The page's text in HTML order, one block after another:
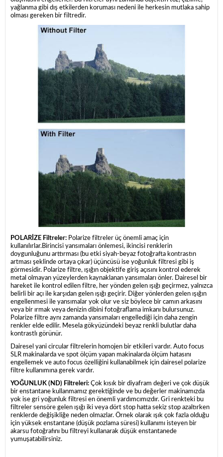
yağlanma gibi dış etkilerden koruması nedeni ile herkesin mutlaka sahip
olması gereken bir filtredir.
POLARİZE Filtreler: Polarize filtreler üç önemli amaç için
kullanılırlar.Birincisi yansımaları önlemesi, ikincisi renklerin
doygunluğunu arttırması (bu etki siyah-beyaz fotoğrafta kontrastın
artması şeklinde ortaya çıkar) üçüncüsü ise yoğunluk filtresi gibi iş
görmesidir. Polarize filtre, ışığın objektife giriş açısını kontrol ederek
metal olmayan yüzeylerden kaynaklanan yansımaları önler. Dairesel bir
hareket ile kontrol edilen filtre, her yönden gelen ışığı geçirmez, yalnızca
belirli bir açı ile karşıdan gelen ışığı geçirir. Diğer yönlerden gelen ışığın
engellenmesi ile yansımalar yok olur ve siz böylece bir camın arkasını
veya bir ırmak veya denizin dibini fotoğraflama imkanı bulursunuz.
Polarize filtre aynı zamanda yansımaları engellediği için daha zengin
renkler elde edilir. Mesela gökyüzündeki beyaz renkli bulutlar daha
kontrastlı görünür.
Dairesel yani circular filtrelerin homojen bir etkileri vardır. Auto focus
SLR makinalarda ve spot ölçüm yapan makinalarda ölçüm hatasını
engellemek ve auto focus özelliğini kullanabilmek için dairesel polarize
filtre kullanımına gerek vardır.
YOĞUNLUK (ND) Filtreleri: Çok kısık bir diyafram değeri ve çok düşük
bir enstantane kullanmamız gerektiğinde ve bu değerler makinamızda
yok ise gri yoğunluk filtresi en önemli yardımcımızdır. Gri renkteki bu
filtreler sensöre gelen ışığı iki veya dört stop hatta sekiz stop azaltırken
renklerde değişikliğe neden olmazlar. Örnek olarak ışık çok fazla olduğu
için yüksek enstantane (düşük pozlama süresi) kullanımı isteyen bir
akarsu fotoğrafını bu filtreyi kullanarak düşük enstantanede
yumuşatabilirsiniz.